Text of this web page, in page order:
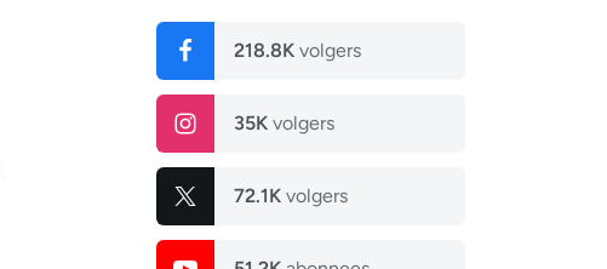
218.8K volgers
35K volgers
72.1K volgers